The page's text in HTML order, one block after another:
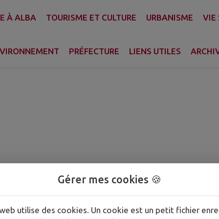
À ALBA TOURISME ET CULTURE URBANISME VIE
PRÉFECTURE LIENS UTILES
CRÈCHE
Gérer mes cookies 🍪
utilise des cookies. Un cookie est un petit fichier